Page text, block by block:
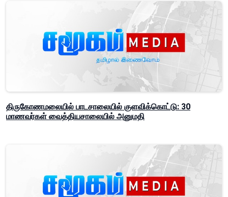
திருகோணமலையில் பாடசாலையில் குளவிக்கொட்டு: 30
மாணவர்கள் வைத்தியசாலையில் அனுமதி